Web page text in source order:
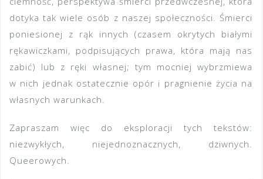
dotyka tak wiele osób z naszej społeczności. Śmierci
poniesionej z rąk innych (czasem okrytych białymi
rękawiczkami, podpisujących prawa, która mają nas
zabić) lub z ręki własnej; tym mocniej wybrzmiewa
w nich jednak ostatecznie opór i pragnienie życia na
własnych warunkach.
Zapraszam więc do eksploracji tych tekstów:
niezwykłych, niejednoznacznych, dziwnych.
Queerowych.